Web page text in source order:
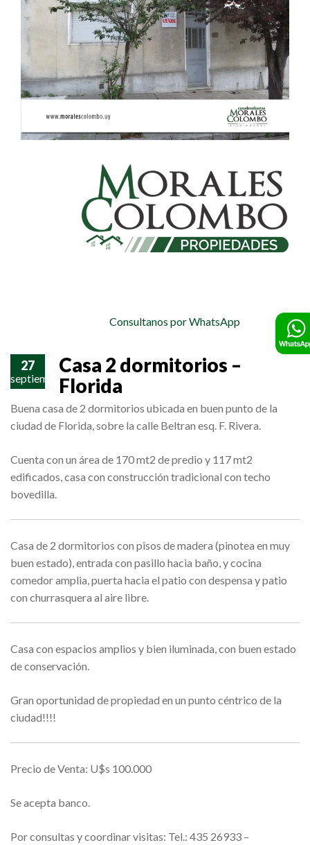
Consultanos por WhatsApp
27
septiembre
Casa 2 dormitorios –
Florida
Buena casa de 2 dormitorios ubicada en buen punto de la
ciudad de Florida, sobre la calle Beltran esq. F. Rivera.
Cuenta con un área de 170 mt2 de predio y 117 mt2
edificados, casa con construcción tradicional con techo
bovedilla.
Casa de 2 dormitorios con pisos de madera (pinotea en muy
buen estado), entrada con pasillo hacia baño, y cocina
comedor amplia, puerta hacia el patio con despensa y patio
con churrasquera al aire libre.
Casa con espacios amplios y bien iluminada, con buen estado
de conservación.
Gran oportunidad de propiedad en un punto céntrico de la
ciudad!!!!
Precio de Venta: U$s 100.000
Se acepta banco.
Por consultas y coordinar visitas: Tel.: 435 26933 –